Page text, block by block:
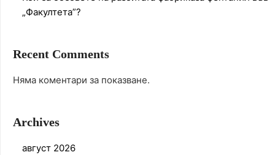
„Факултета”?
Recent Comments
Няма коментари за показване.
Archives
август 2026